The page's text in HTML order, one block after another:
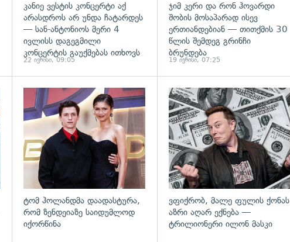
კანიე ვესტის კონცერტი აქ
არასდროს არ უნდა ჩატარდეს
— სან-ანტონიოს მერი 4
ივლისს დაგეგმილი
კონცერტის გაუქმებას ითხოვს
22 ივნისი, 09:05
ჯიმ კერი და რონ ჰოვარდი
შობის მოსაპარად ისევ
ერთიანდებიან — თითქმის 30
წლის შემდეგ გრინჩი
ბრუნდება
19 ივნისი, 07:25
გადახედვა გადახედვა
ტომ ჰოლანდმა დაადასტურა,
რომ ზენდეიაზე საიდუმლოდ
იქორწინა
ვფიქრობ, მალე ფულის ქონას
აზრი აღარ ექნება —
ტრილიონერი ილონ მასკი